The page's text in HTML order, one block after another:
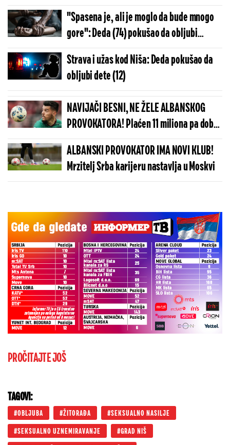
što je devojčicu (12) odveo u sobu hotela
"Spasena je, ali je moglo da bude mnogo
gore": Deda (74) pokušao da obljubi
devojčicu ometenu u razvoju (12)
Strava i užas kod Niša: Deda pokušao da
obljubi dete (12)
NAVIJAČI BESNI, NE ŽELE ALBANSKOG
PROVOKATORA! Plaćen 11 miliona pa dobio
brutalnu poruku
ALBANSKI PROVOKATOR IMA NOVI KLUB!
Mrzitelj Srba karijeru nastavlja u Moskvi
PROČITAJTE JOŠ
TAGOVI:
OBLJUBA ŽITORAĐA SEKSUALNO NASILJE
SEKSUALNO UZNEMIRAVANJE GRAD NIŠ